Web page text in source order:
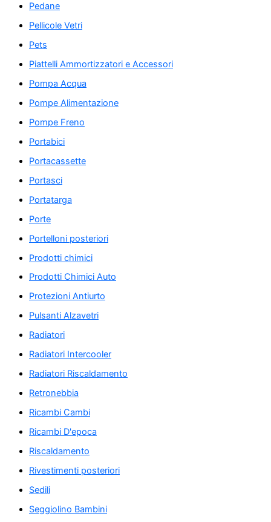
Pedane
Pellicole Vetri
Pets
Piattelli Ammortizzatori e Accessori
Pompa Acqua
Pompe Alimentazione
Pompe Freno
Portabici
Portacassette
Portasci
Portatarga
Porte
Portelloni posteriori
Prodotti chimici
Prodotti Chimici Auto
Protezioni Antiurto
Pulsanti Alzavetri
Radiatori
Radiatori Intercooler
Radiatori Riscaldamento
Retronebbia
Ricambi Cambi
Ricambi D'epoca
Riscaldamento
Rivestimenti posteriori
Sedili
Seggiolino Bambini